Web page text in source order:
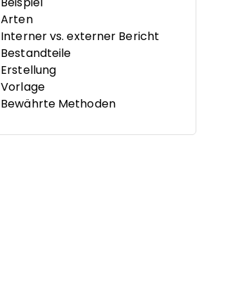
Beispiel
Arten
Interner vs. externer Bericht
Bestandteile
Erstellung
Vorlage
Bewährte Methoden
FAQs